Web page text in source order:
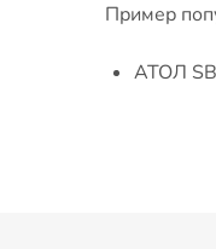
Пример
АТОЛ